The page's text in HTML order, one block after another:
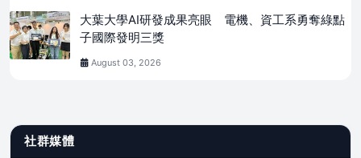
大葉大學AI研發成果亮眼 電機、資工系勇奪綠點
子國際發明三獎
August 03, 2026
社群媒體